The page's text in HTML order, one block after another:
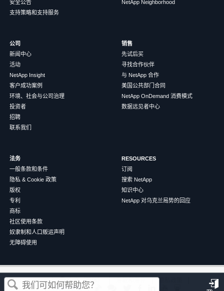
这篇文章对您有帮助吗？
安全公告
支持策略和支持服务
NetApp Neighborhood
公司
新闻中心
活动
NetApp Insight
客户成功案例
环境、社会与公司治理
投资者
招聘
联系我们
销售
先试后买
寻找合作伙伴
与 NetApp 合作
美国公共部门合同
NetApp OnDemand 消费模式
数据远见者中心
法务
一般条款和条件
隐私 & Cookie 政策
版权
专利
商标
社区使用条款
奴隶制和人口贩运声明
无障碍使用
RESOURCES
订阅
搜索 NetApp
知识中心
NetApp 对乌克兰局势的回应
©2026NetApp 中文（简体） 条款和条件
隐私政策
Cookie 政策
Cookie 设置